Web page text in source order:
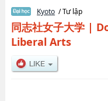
Kyoto / Tư lập
同志社女子大学|
Liberal Arts